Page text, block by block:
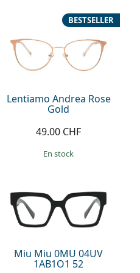
Lentiamo Andrea Rose
Gold
BESTSELLER
49.00 CHF
en stock
Miu Miu 0MU 04UV
1AB1O1 52